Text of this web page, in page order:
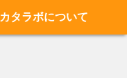
カタラボについて